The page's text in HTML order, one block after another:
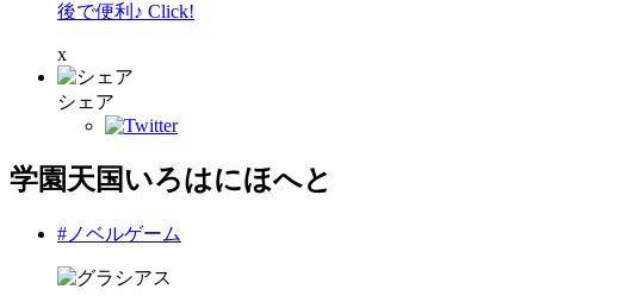
後で便利♪ Click!
x
シェア
学園天国いろはにほへと
#ノベルゲーム